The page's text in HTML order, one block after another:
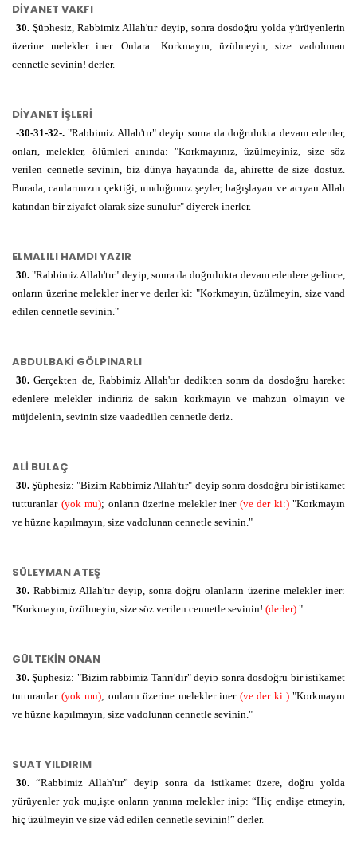
تَتَنَزَّلُ
tetenezzelu iner
ن ز ل
عَلَيْهِمُ
ǎleyhimu
الْمَلَائِكَةُ l-melāiketu
أَلَّا
ellā
تَخَافُوا teḣāfū korkmayın
خ و ف
تَحْزَنُوا teHzenū üzülmeyin
ح ز ن
وَأَبْشِرُوا
veebşirū
بِالْجَنَّةِ
bil-cenneti
الَّتِي
lletī öyle ki
تُوعَدُونَ
verilen
و ع د
DİYANET VAKFI
30.Şüphesiz, Rabbimiz Allah'tır deyip, sonra dosdoğru yolda yürüyenlerin
üzerine melekler iner. Onlara: Korkmayın, üzülmeyin, size vadolunan
cennetle sevinin! derler.
DİYANET İŞLERİ
-30-31-32-."Rabbimiz Allah'tır" deyip sonra da doğrulukta devam edenler,
onları, melekler, ölümleri anında: "Korkmayınız, üzülmeyiniz, size söz
verilen cennetle sevinin, biz dünya hayatında da, ahirette de size dostuz.
Burada, canlarınızın çektiği, umduğunuz şeyler, bağışlayan ve acıyan Allah
katından bir ziyafet olarak size sunulur" diyerek inerler.
ELMALILI HAMDI YAZIR
30."Rabbimiz Allah'tır" deyip, sonra da doğrulukta devam edenlere gelince,
onların üzerine melekler iner ve derler ki: "Korkmayın, üzülmeyin, size vaad
edilen cennetle sevinin."
ABDULBAKİ GÖLPINARLI
30.Gerçekten de, Rabbimiz Allah'tır dedikten sonra da dosdoğru hareket
edenlere melekler indiririz de sakın korkmayın ve mahzun olmayın ve
müjdelenin, sevinin size vaadedilen cennetle deriz.
ALİ BULAÇ
30.Şüphesiz: "Bizim Rabbimiz Allah'tır" deyip sonra dosdoğru bir istikamet
tutturanlar (yok mu); onların üzerine melekler iner (ve der ki:)"Korkmayın
ve hüzne kapılmayın, size vadolunan cennetle sevinin."
SÜLEYMAN ATEŞ
30. Rabbimiz Allah'tır deyip, sonra doğru olanların üzerine melekler iner:
"Korkmayın, üzülmeyin, size söz verilen cennetle sevinin! (derler)."
GÜLTEKİN ONAN
30.Şüphesiz: "Bizim rabbimiz Tanrı'dır" deyip sonra dosdoğru bir istikamet
tutturanlar (yok mu); onların üzerine melekler iner (ve der ki:)"Korkmayın
ve hüzne kapılmayın, size vadolunan cennetle sevinin."
SUAT YILDIRIM
30. “Rabbimiz Allah'tır” deyip sonra da istikamet üzere, doğru yolda
yürüyenler yok mu,işte onların yanına melekler inip: “Hiç endişe etmeyin,
hiç üzülmeyin ve size vâd edilen cennetle sevinin!” derler.